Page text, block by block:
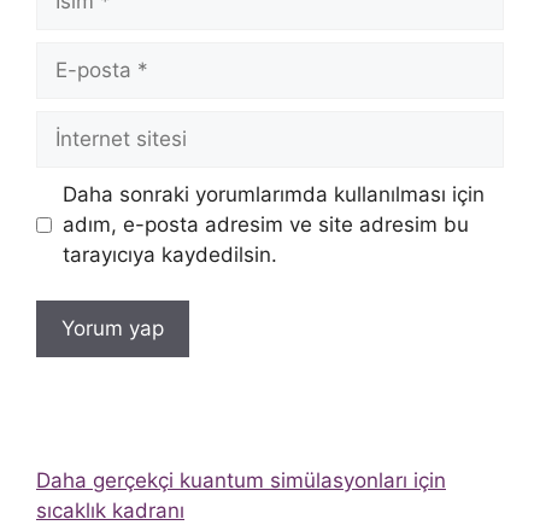
posta
İnternet
sitesi
Daha sonraki yorumlarımda kullanılması için
adım, e-posta adresim ve site adresim bu
tarayıcıya kaydedilsin.
Daha gerçekçi kuantum simülasyonları için
sıcaklık kadranı